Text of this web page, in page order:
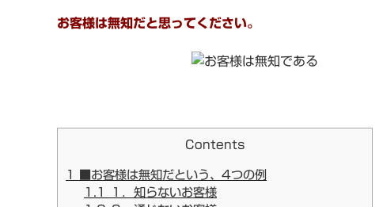
お客様は無知だと思ってください。
Contents
1
■お客様は無知だという、4つの例
1.1
１．知らないお客様